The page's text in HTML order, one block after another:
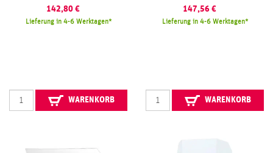
142,80 €
Lieferung in 4-6 Werktagen
WARENKORB
147,56 €
Lieferung in 4-6 Werktagen
WARENKORB